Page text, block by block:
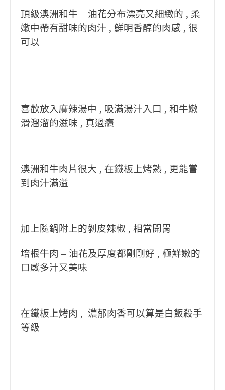
頂級澳洲和牛 – 油花分布漂亮又細緻的 , 柔
嫩中帶有甜味的肉汁 , 鮮明香醇的肉感 , 很
可以
喜歡放入麻辣湯中 , 吸滿湯汁入口 , 和牛嫩
滑溜溜的滋味 , 真過癮
澳洲和牛肉片很大 , 在鐵板上烤熟 , 更能嘗
到肉汁滿溢
加上隨鍋附上的剝皮辣椒 , 相當開胃
培根牛肉 – 油花及厚度都剛剛好 , 極鮮嫩的
口感多汁又美味
在鐵板上烤肉 , 濃郁肉香可以算是白飯殺手
等級